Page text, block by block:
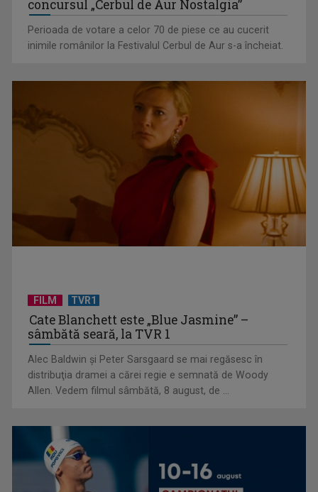
Povestea iei şi a borangicului, în filmul „Măiastra cu arnici”, la
Visuri, ambiții și iubiri în serialul italian „Inimi”, din nou la TVR
concursul „Cerbul de Aur Nostalgia”
Perioada de votare a celor 70 de piese ce au cucerit
inimile românilor la Festivalul Cerbul de Aur s-a încheiat.
FILM TVR1
Cate Blanchett este „Blue Jasmine” –
sâmbătă seară, la TVR 1
Alec Baldwin şi Peter Sarsgaard se mai regăsesc în
distribuţia dramei a cărei regie e semnată de Woody
Allen. Vedem filmul sâmbătă, 8 august, de ...